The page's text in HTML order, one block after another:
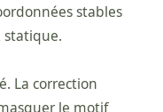
stables
statique.
La correction
le motif